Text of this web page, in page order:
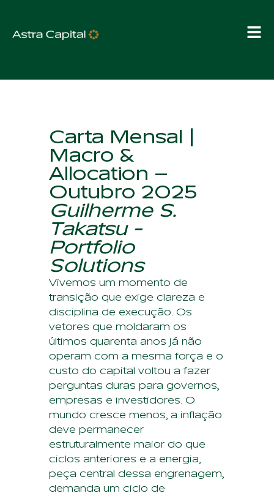
Carta Mensal |
Macro &
Allocation –
Outubro 2025
Guilherme S.
Takatsu -
Portfolio
Solutions
Vivemos um momento de
transição que exige clareza e
disciplina de execução. Os
vetores que moldaram os
últimos quarenta anos já não
operam com a mesma força e o
custo do capital voltou a fazer
perguntas duras para governos,
empresas e investidores. O
mundo cresce menos, a inflação
deve permanecer
estruturalmente maior do que
ciclos anteriores e a energia,
peça central dessa engrenagem,
demanda um ciclo de